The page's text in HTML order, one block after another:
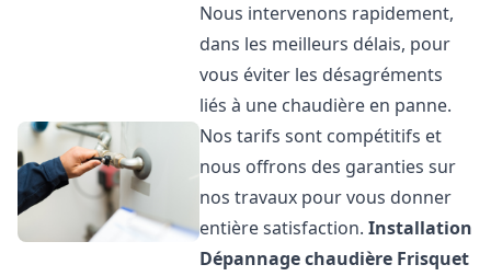
Nous intervenons rapidement,
dans les meilleurs délais, pour
vous éviter les désagréments
liés à une chaudière en panne.
Nos tarifs sont compétitifs et
nous offrons des garanties sur
nos travaux pour vous donner
entière satisfaction.Installation
Dépannage chaudière Frisquet